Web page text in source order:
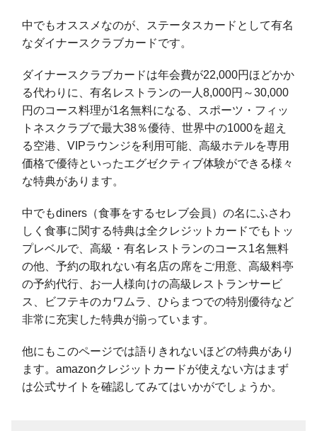
中でもオススメなのが、ステータスカードとして有名
なダイナースクラブカードです。
ダイナースクラブカードは年会費が22,000円ほどかか
る代わりに、有名レストランの一人8,000円～30,000
円のコース料理が1名無料になる、スポーツ・フィッ
トネスクラブで最大38％優待、世界中の1000を超え
る空港、VIPラウンジを利用可能、高級ホテルを専用
価格で優待といったエグゼクティブ体験ができる様々
な特典があります。
中でもdiners（食事をするセレブ会員）の名にふさわ
しく食事に関する特典は全クレジットカードでもトッ
プレベルで、高級・有名レストランのコース1名無料
の他、予約の取れない有名店の席をご用意、高級料亭
の予約代行、お一人様向けの高級レストランサービ
ス、ビフテキのカワムラ、ひらまつでの特別優待など
非常に充実した特典が揃っています。
他にもこのページでは語りきれないほどの特典があり
ます。amazonクレジットカードが使えない方はまず
は公式サイトを確認してみてはいかがでしょうか。